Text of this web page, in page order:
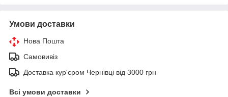
Умови доставки
Нова Пошта
Самовивіз
Доставка кур'єром Чернівці від 3000 грн
Всі умови доставки